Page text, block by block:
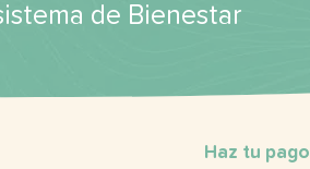
de Bienestar
Haz tu pago